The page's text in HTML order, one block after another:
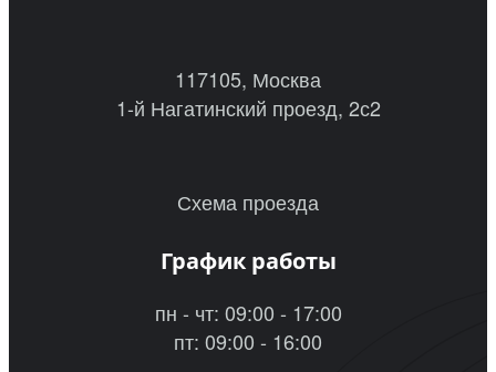
117105, Москва
1-й Нагатинский проезд, 2с2
Схема проезда
График работы
пн - чт: 09:00 - 17:00
пт: 09:00 - 16:00